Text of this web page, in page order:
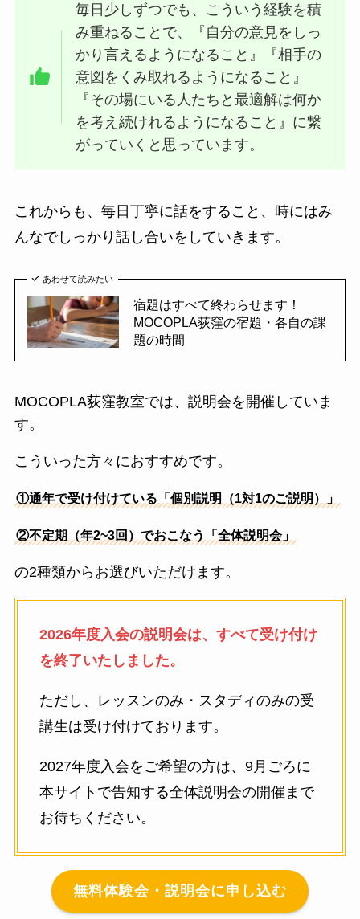
毎日少しずつでも、こういう経験を積
み重ねることで、『自分の意見をしっ
かり言えるようになること』『相手の
意図をくみ取れるようになること』
『その場にいる人たちと最適解は何か
を考え続けれるようになること』に繋
がっていくと思っています。
これからも、毎日丁寧に話をすること、時にはみ
んなでしっかり話し合いをしていきます。
あわせて読みたい
宿題はすべて終わらせます！
MOCOPLA荻窪の宿題・各自の課
題の時間
MOCOPLA荻窪教室では、説明会を開催していま
す。
こういった方々におすすめです。
①通年で受け付けている「個別説明（1対1のご説明）」
②不定期（年2~3回）でおこなう「全体説明会」
の2種類からお選びいただけます。
2026年度入会の説明会は、すべて受け付け
を終了いたしました。
ただし、レッスンのみ・スタディのみの受
講生は受け付けております。
2027年度入会をご希望の方は、9月ごろに
本サイトで告知する全体説明会の開催まで
お待ちください。
無料体験会・説明会に申し込む